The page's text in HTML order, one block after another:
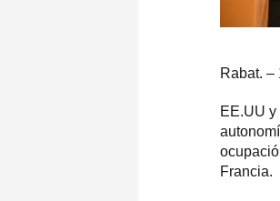
Rabat. –
EE.UU
Francia.